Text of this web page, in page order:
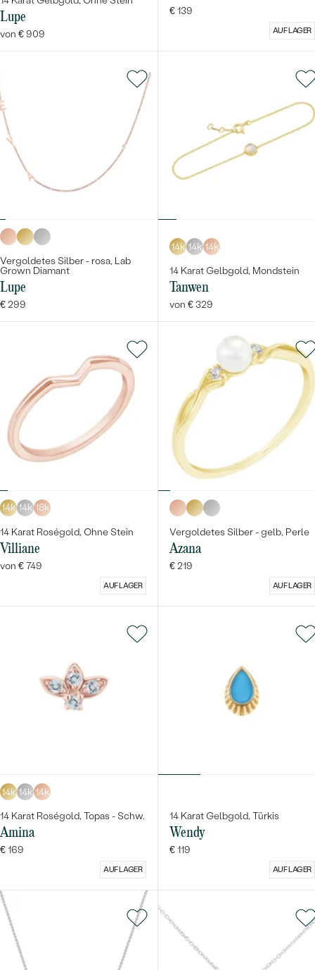
Lupe
von € 909
€ 139
AUF LAGER
Vergoldetes Silber - rosa, Lab
Grown Diamant
Lupe
€ 299
14k 14k 14k
14 Karat Gelbgold, Mondstein
Tanwen
von € 329
14k 14k 18k
14 Karat Roségold, Ohne Stein
Villiane
von € 749
AUF LAGER
Vergoldetes Silber - gelb, Perle
Azana
€ 219
AUF LAGER
14k 14k 14k
14 Karat Roségold, Topas - Schw.
Amina
€ 169
AUF LAGER
14 Karat Gelbgold, Türkis
Wendy
€ 119
AUF LAGER